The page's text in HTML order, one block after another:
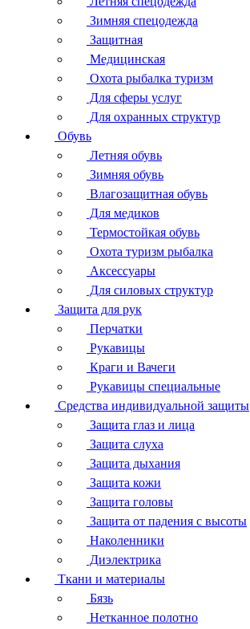
Зимняя спецодежда
Защитная
Медицинская
Охота рыбалка туризм
Для сферы услуг
Для охранных структур
Обувь
Летняя обувь
Зимняя обувь
Влагозащитная обувь
Для медиков
Термостойкая обувь
Охота туризм рыбалка
Аксессуары
Для силовых структур
Защита для рук
Перчатки
Рукавицы
Краги и Вачеги
Рукавицы специальные
Средства индивидуальной защиты
Защита глаз и лица
Защита слуха
Защита дыхания
Защита кожи
Защита головы
Защита от падения с высоты
Наколенники
Диэлектрика
Ткани и материалы
Бязь
Нетканное полотно